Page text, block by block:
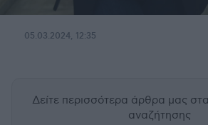
05.03.2024, 12:35
Δείτε περισσότερα άρθρα μας
αναζήτησης